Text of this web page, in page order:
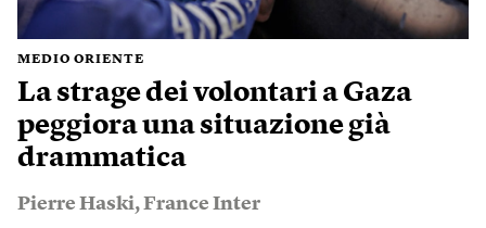
MEDIO ORIENTE
La strage dei volontari a Gaza
peggiora una situazione già
drammatica
Pierre Haski,France Inter